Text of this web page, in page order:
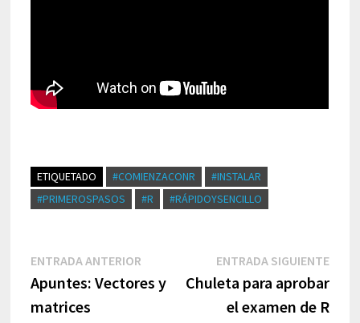
ETIQUETADO #COMIENZACONR
#INSTALAR
#PRIMEROSPASOS
#R #RÁPIDOYSENCILLO
Navegación
entradas
ENTRADA ANTERIOR
anterior:
Apuntes: Vectores y
matrices
ENTRADA SIGUIENTE
Chuleta para aprobar
el examen de R